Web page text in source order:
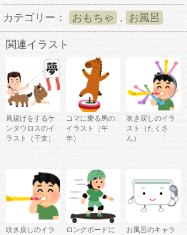
カテゴリー： おもちゃ , お風呂
関連イラスト
凧揚げをするケ
ンタウロスのイ
ラスト（干支）
コマに乗る馬の
イラスト（午
年）
吹き戻しのイラ
スト（たくさ
ん）
吹き戻しのイラ
ロングボードに
お風呂のキャラ